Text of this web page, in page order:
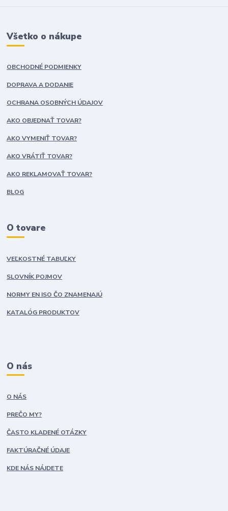
Všetko o nákupe
OBCHODNÉ PODMIENKY
DOPRAVA A DODANIE
OCHRANA OSOBNÝCH ÚDAJOV
AKO OBJEDNAŤ TOVAR?
AKO VYMENIŤ TOVAR?
AKO VRÁTIŤ TOVAR?
AKO REKLAMOVAŤ TOVAR?
BLOG
O tovare
VEĽKOSTNÉ TABUĽKY
SLOVNÍK POJMOV
NORMY EN ISO ČO ZNAMENAJÚ
KATALÓG PRODUKTOV
O nás
O NÁS
PREČO MY?
ČASTO KLADENÉ OTÁZKY
FAKTÚRAČNÉ ÚDAJE
KDE NÁS NÁJDETE